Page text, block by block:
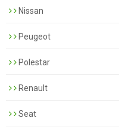
Nissan
Peugeot
Polestar
Renault
Seat